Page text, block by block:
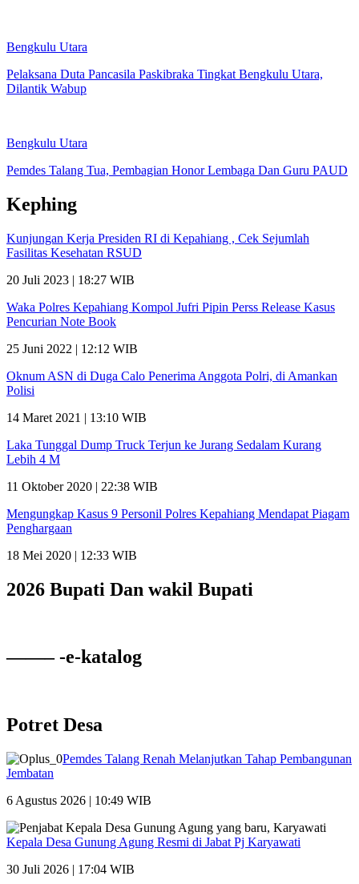
Bengkulu Utara
Pelaksana Duta Pancasila Paskibraka Tingkat Bengkulu Utara,
Dilantik Wabup
Bengkulu Utara
Pemdes Talang Tua, Pembagian Honor Lembaga Dan Guru PAUD
Kephing
Kunjungan Kerja Presiden RI di Kepahiang , Cek Sejumlah
Fasilitas Kesehatan RSUD
20 Juli 2023 | 18:27 WIB
Waka Polres Kepahiang Kompol Jufri Pipin Perss Release Kasus
Pencurian Note Book
25 Juni 2022 | 12:12 WIB
Oknum ASN di Duga Calo Penerima Anggota Polri, di Amankan
Polisi
14 Maret 2021 | 13:10 WIB
Laka Tunggal Dump Truck Terjun ke Jurang Sedalam Kurang
Lebih 4 M
11 Oktober 2020 | 22:38 WIB
Mengungkap Kasus 9 Personil Polres Kepahiang Mendapat Piagam
Penghargaan
18 Mei 2020 | 12:33 WIB
2026 Bupati Dan wakil Bupati
——– -e-katalog
Potret Desa
Pemdes Talang Renah Melanjutkan Tahap Pembangunan
Jembatan
6 Agustus 2026 | 10:49 WIB
Kepala Desa Gunung Agung Resmi di Jabat Pj Karyawati
30 Juli 2026 | 17:04 WIB